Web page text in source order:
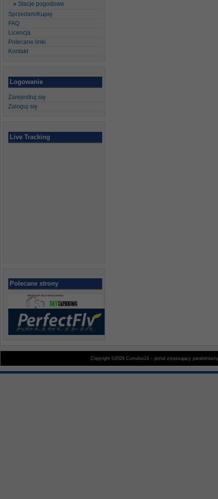
Stacje pogodowe
Sprzedam/Kupię
FAQ
Licencja
Polecane linki
Kontakt
Logowanie
Zarejestruj się
Zaloguj się
Live Tracking
Polecane strony
Copyright ©2026 Cumulus24 – portal zrzeszający